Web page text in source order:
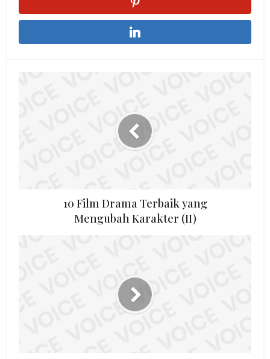
10 Film Drama Terbaik yang
Mengubah Karakter (II)